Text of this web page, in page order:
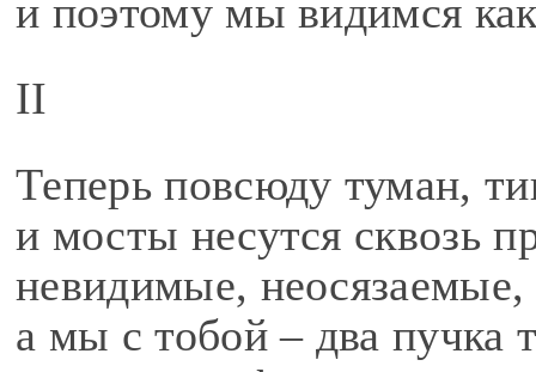
и поэтому мы видимся
II
Теперь повсюду туман,
и мосты несутся сквозь
невидимые, неосязаемые,
а мы с тобой – два пучка